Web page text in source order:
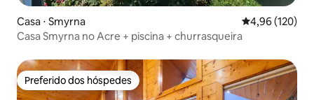
Casa ⋅ Smyrna 4,96 de uma
4,96 (120)
Casa Smyrna no Acre + piscina + churrasqueira
Preferido dos hóspedes
Preferido dos hóspedes